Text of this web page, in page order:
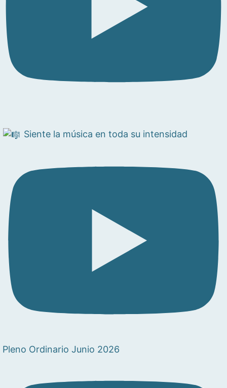
Siente la música en toda su intensidad
Pleno Ordinario Junio 2026